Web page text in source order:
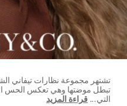
تشتهر مجموعة نظارات تيفاني
تبطل موضتها وهي تعكس الحس
التي... قراءة المزيد